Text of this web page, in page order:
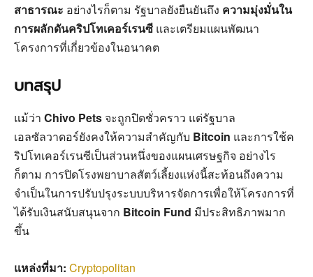
สาธารณะ อย่างไรก็ตาม รัฐบาลยังยืนยันถึง ความมุ่งมั่นใน
การผลักดันคริปโทเคอร์เรนซี และเตรียมแผนพัฒนา
โครงการที่เกี่ยวข้องในอนาคต
บทสรุป
แม้ว่า Chivo Pets จะถูกปิดชั่วคราว แต่รัฐบาล
เอลซัลวาดอร์ยังคงให้ความสำคัญกับ Bitcoin และการใช้ค
ริปโทเคอร์เรนซีเป็นส่วนหนึ่งของแผนเศรษฐกิจ อย่างไร
ก็ตาม การปิดโรงพยาบาลสัตว์เลี้ยงแห่งนี้สะท้อนถึงความ
จำเป็นในการปรับปรุงระบบบริหารจัดการเพื่อให้โครงการที่
ได้รับเงินสนับสนุนจาก Bitcoin Fund มีประสิทธิภาพมาก
ขึ้น
แหล่งที่มา: Cryptopolitan